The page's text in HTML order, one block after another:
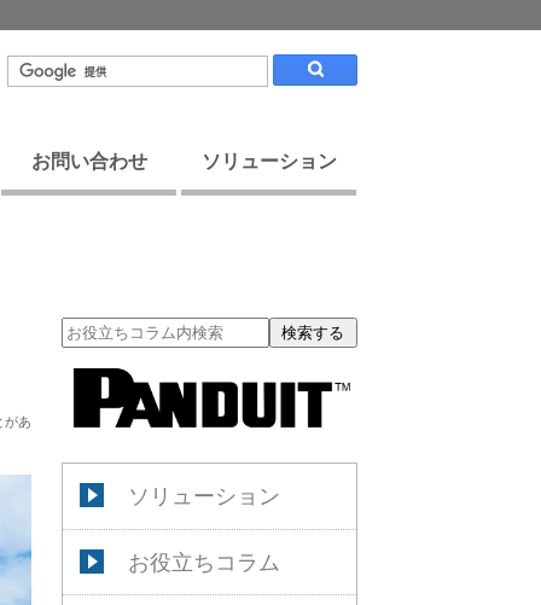
お問い合わせ ソリューション
検索する
ソリューション
お役立ちコラム
があ